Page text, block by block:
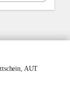
AUT